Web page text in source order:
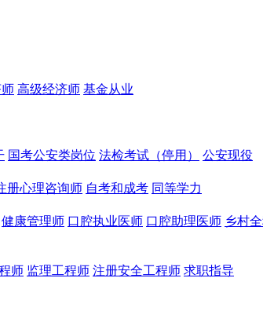
高级经济师 基金从业
国考公安类岗位 法检考试（停用）
公安现役
册心理咨询师 自考和成考 同等学力
健康管理师 口腔执业医师 口腔助理医师 乡村
师 监理工程师 注册安全工程师 求职指导